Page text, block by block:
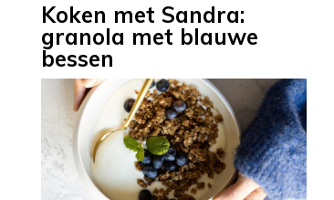
Koken met Sandra:
granola met blauwe
bessen